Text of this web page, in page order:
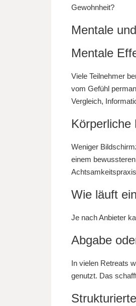
Gewohnheit?
Mentale
Mentale
Viele Teilnehmer
vom Gefühl
Vergleich,
Körperliche
Weniger
einem
Wie läuft
Je nach Anbieter
Abgabe
In vielen Retreats
genutzt. Das